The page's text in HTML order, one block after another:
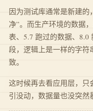
因为测试库通常是新建
净”。而生产环境的数据
表、5.7 跑过的数据、8.0
段，逻辑上是一样的字
致。
这时候再去看应用层，只
引没动，数据量也没突然